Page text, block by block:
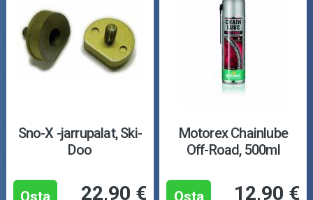
Sno-X -jarrupalat, Ski-
Doo
Osta 22,90 €
Motorex Chainlube
Off-Road, 500ml
Osta 12,90 €